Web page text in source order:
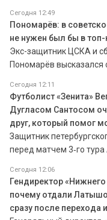
Сегодня 12:49
Пономарёв: в
не нужен был бы в топ-
Экс-защитник ЦСКА и
Пономарёв высказался
Сегодня 12:11
Футболист «Зенита»
Дугласом Сантосом
друг, который помог
Защитник
перед матчем 3‑го тура
Сегодня 12:06
Гендиректор
почему отдали
сразу после перехода